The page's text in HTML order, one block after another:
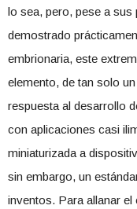
lo sea, pero, pese a
demostrado
embrionaria, este
elemento, de tan solo
respuesta al desarrollo
con aplicaciones casi
miniaturizada a
sin embargo, un
inventos. Para allanar